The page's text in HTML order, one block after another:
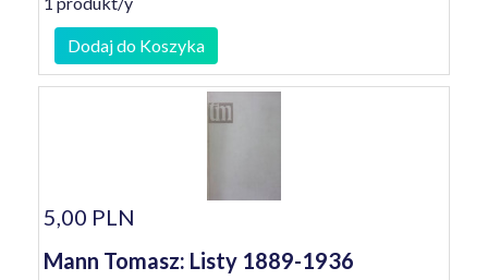
Dodaj do Koszyka
5,00 PLN
Mann Tomasz: Listy 1889-1936